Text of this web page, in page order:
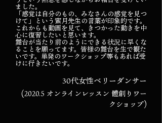
ました。
「感覚は自分のもの、みなさんの感覚を見つ
けて」という蜜月先生の言葉が印象的です。
これからも動画を見て、きつかった動きを中
心に復習したいと思います。
舞台が当たり前のようにできる状況に早くな
ることを願ってます。皆様の舞台を生で観た
いです。単発のワークショップ等もあれば受
けに行きたいです。
30代女性ベリーダンサー
(2020.5 オンラインレッスン 體創りワー
クショップ)